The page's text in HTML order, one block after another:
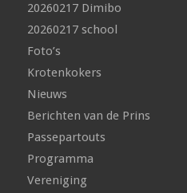
20260217 Dimibo
20260217 school
Foto’s
Krotenkokers
Nieuws
Berichten van de Prins
Passepartouts
Programma
Vereniging